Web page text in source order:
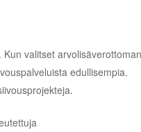
valitset arvolisäverottoman
edullisempia.